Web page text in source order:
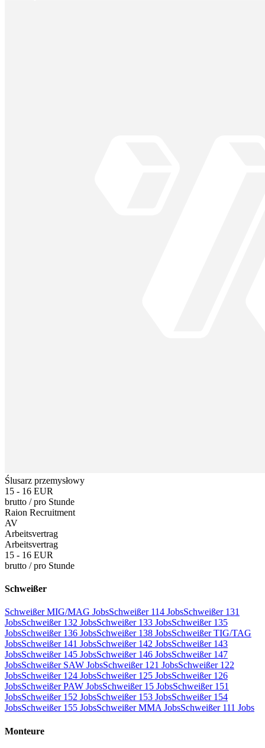
Ślusarz przemysłowy
15 - 16 EUR
brutto /pro Stunde
Raion Recruitment
AV
Arbeitsvertrag
Arbeitsvertrag
15 - 16 EUR
brutto /pro Stunde
Schweißer
Schweißer MIG/MAG JobsSchweißer 114 JobsSchweißer 131
JobsSchweißer 132 JobsSchweißer 133 JobsSchweißer 135
JobsSchweißer 136 JobsSchweißer 138 JobsSchweißer TIG/TAG
JobsSchweißer 141 JobsSchweißer 142 JobsSchweißer 143
JobsSchweißer 145 JobsSchweißer 146 JobsSchweißer 147
JobsSchweißer SAW JobsSchweißer 121 JobsSchweißer 122
JobsSchweißer 124 JobsSchweißer 125 JobsSchweißer 126
JobsSchweißer PAW JobsSchweißer 15 JobsSchweißer 151
JobsSchweißer 152 JobsSchweißer 153 JobsSchweißer 154
JobsSchweißer 155 JobsSchweißer MMA JobsSchweißer 111 Jobs
Monteure